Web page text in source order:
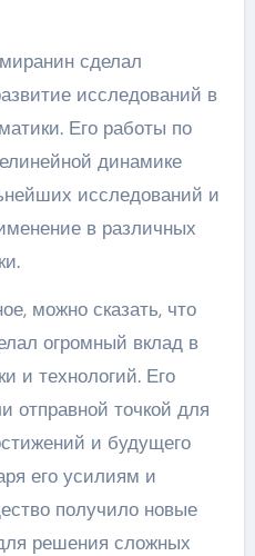
сделал
исследований в
Его работы по
динамике
исследований и
в различных
можно сказать, что
огромный вклад в
и технологий. Его
отправной точкой для
и будущего
его усилиям и
получило новые
решения сложных